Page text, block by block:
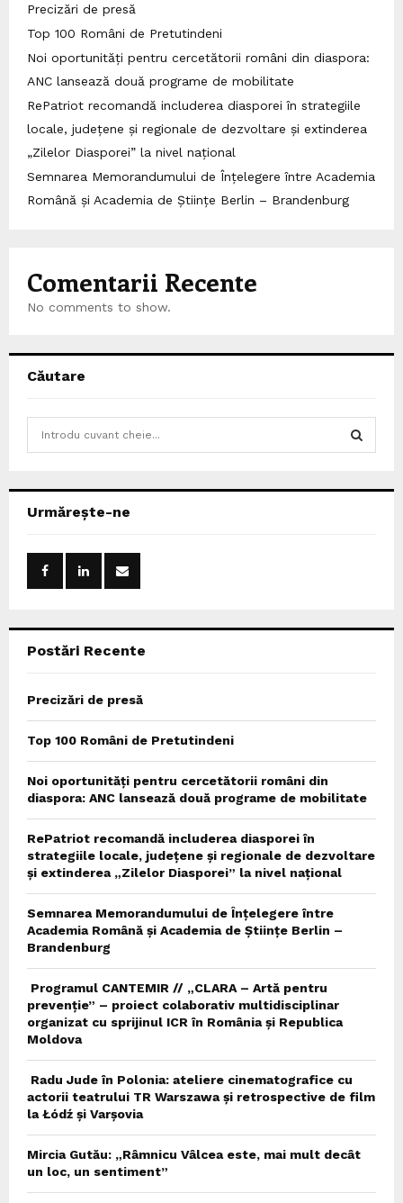
Precizări de presă
Top 100 Români de Pretutindeni
Noi oportunități pentru cercetătorii români din diaspora:
ANC lansează două programe de mobilitate
RePatriot recomandă includerea diasporei în strategiile
locale, județene și regionale de dezvoltare și extinderea
„Zilelor Diasporei” la nivel național
Semnarea Memorandumului de Înțelegere între Academia
Română și Academia de Științe Berlin – Brandenburg
Comentarii Recente
No comments to show.
Căutare
h
Urmărește-ne
Postări Recente
Precizări de presă
Top 100 Români de Pretutindeni
Noi oportunități pentru cercetătorii români din
diaspora: ANC lansează două programe de mobilitate
RePatriot recomandă includerea diasporei în
strategiile locale, județene și regionale de dezvoltare
și extinderea „Zilelor Diasporei” la nivel național
Semnarea Memorandumului de Înțelegere între
Academia Română și Academia de Științe Berlin –
Brandenburg
Programul CANTEMIR // „CLARA – Artă pentru
prevenție” – proiect colaborativ multidisciplinar
organizat cu sprijinul ICR în România și Republica
Moldova
Radu Jude în Polonia: ateliere cinematografice cu
actorii teatrului TR Warszawa și retrospective de film
la Łódź și Varșovia
Mircia Gutău: „Râmnicu Vâlcea este, mai mult decât
un loc, un sentiment”